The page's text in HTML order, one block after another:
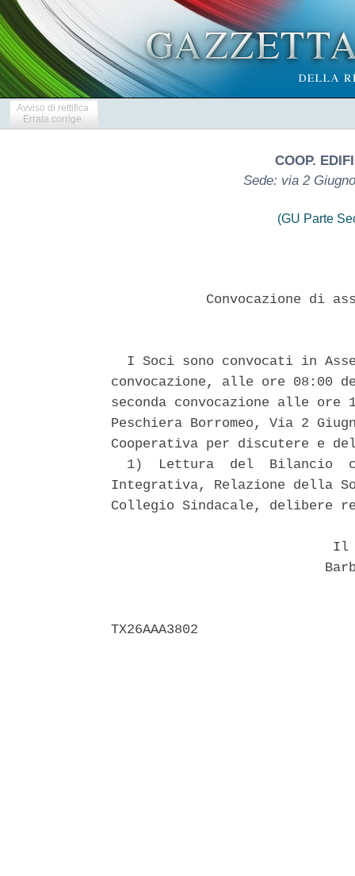
Avviso di rettifica
Errata corrige
COOP.
Sede: via 2
(GU Parte
Convocazione di
I Soci sono convocati in
convocazione, alle ore 08:00
seconda convocazione alle
Peschiera Borromeo, Via 2
Cooperativa per discutere e
1)  Lettura  del  Bilancio
Integrativa, Relazione della
Collegio Sindacale, delibere